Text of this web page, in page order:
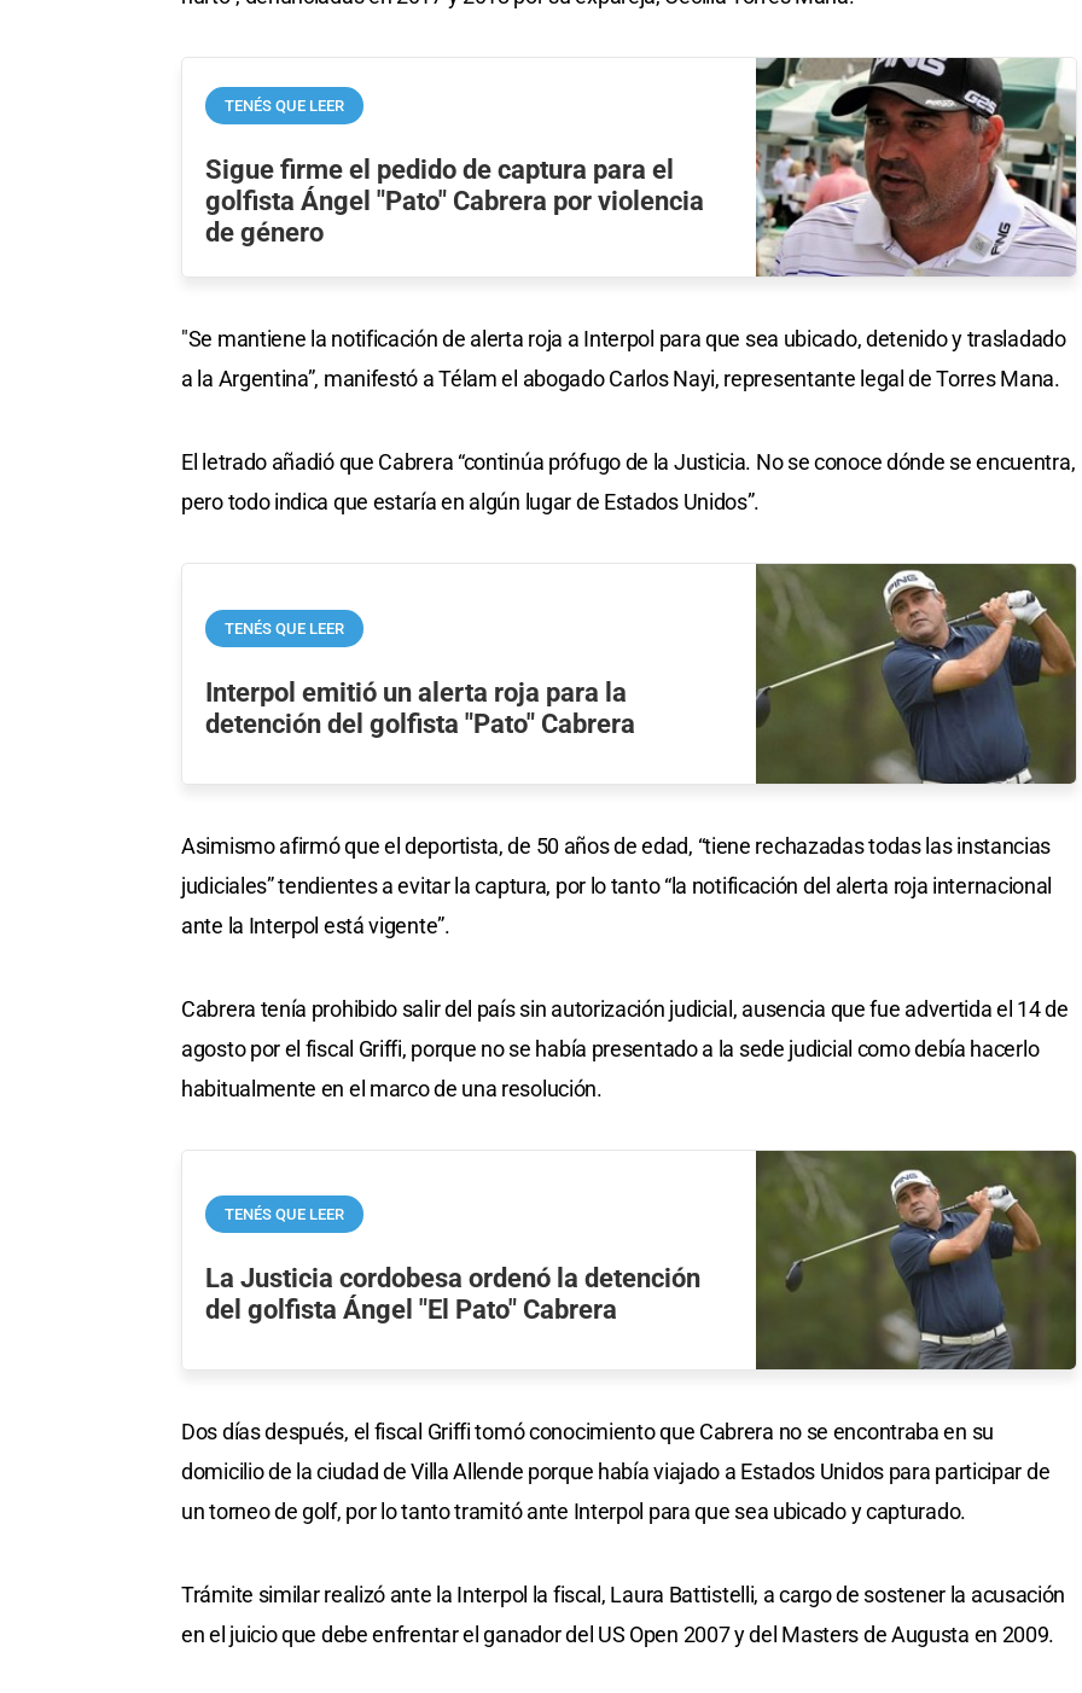
TENÉS QUE LEER
Sigue firme el pedido de captura para el
golfista Ángel "Pato" Cabrera por violencia
de género
"Se mantiene la notificación de alerta roja a Interpol para que sea ubicado, detenido y trasladado
a la Argentina”, manifestó a Télam el abogado Carlos Nayi, representante legal de Torres Mana.
El letrado añadió que Cabrera “continúa prófugo de la Justicia. No se conoce dónde se encuentra,
pero todo indica que estaría en algún lugar de Estados Unidos”.
TENÉS QUE LEER
Interpol emitió un alerta roja para la
detención del golfista "Pato" Cabrera
Asimismo afirmó que el deportista, de 50 años de edad, “tiene rechazadas todas las instancias
judiciales” tendientes a evitar la captura, por lo tanto “la notificación del alerta roja internacional
ante la Interpol está vigente”.
Cabrera tenía prohibido salir del país sin autorización judicial, ausencia que fue advertida el 14 de
agosto por el fiscal Griffi, porque no se había presentado a la sede judicial como debía hacerlo
habitualmente en el marco de una resolución.
TENÉS QUE LEER
La Justicia cordobesa ordenó la detención
del golfista Ángel "El Pato" Cabrera
Dos días después, el fiscal Griffi tomó conocimiento que Cabrera no se encontraba en su
domicilio de la ciudad de Villa Allende porque había viajado a Estados Unidos para participar de
un torneo de golf, por lo tanto tramitó ante Interpol para que sea ubicado y capturado.
Trámite similar realizó ante la Interpol la fiscal, Laura Battistelli, a cargo de sostener la acusación
en el juicio que debe enfrentar el ganador del US Open 2007 y del Masters de Augusta en 2009.